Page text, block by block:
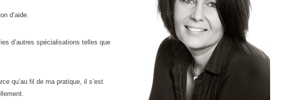
d’aide.
d’autres spécialisations telles que
qu’au fil de ma pratique, il s’est